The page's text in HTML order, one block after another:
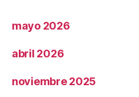
mayo 2026
abril 2026
noviembre 2025